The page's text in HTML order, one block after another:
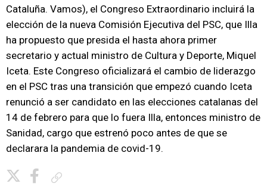
Cataluña. Vamos), el Congreso Extraordinario incluirá la
elección de la nueva Comisión Ejecutiva del PSC, que Illa
ha propuesto que presida el hasta ahora primer
secretario y actual ministro de Cultura y Deporte, Miquel
Iceta. Este Congreso oficializará el cambio de liderazgo
en el PSC tras una transición que empezó cuando Iceta
renunció a ser candidato en las elecciones catalanas del
14 de febrero para que lo fuera Illa, entonces ministro de
Sanidad, cargo que estrenó poco antes de que se
declarara la pandemia de covid-19.